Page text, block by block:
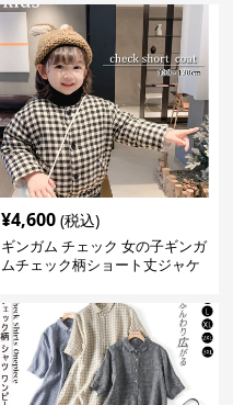
¥4,600 (税込)
ギンガム チェック 女の子ギンガ
ムチェック柄ショート丈ジャケ